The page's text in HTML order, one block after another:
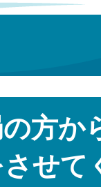
の方
せて